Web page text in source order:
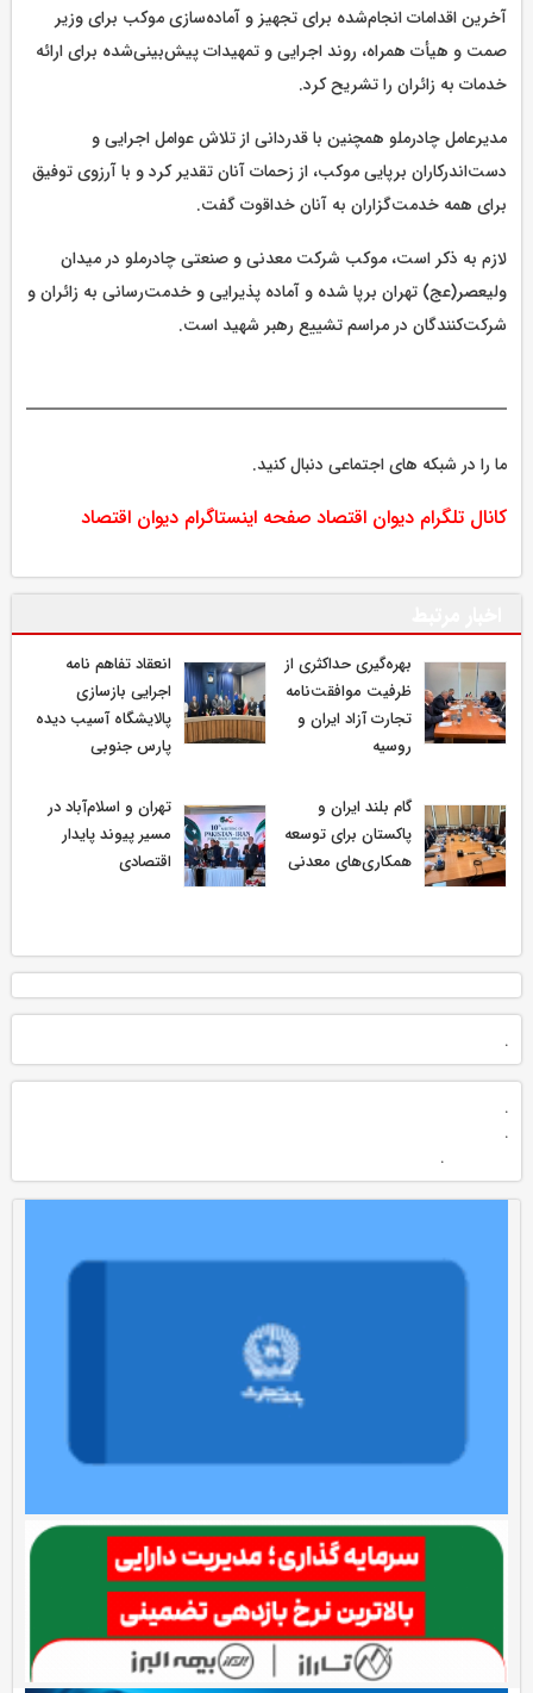
آخرین اقدامات انجام‌شده برای تجهیز و آماده‌سازی موکب برای وزیر
صمت و هیأت همراه، روند اجرایی و تمهیدات پیش‌بینی‌شده برای ارائه
خدمات به زائران را تشریح کرد.
مدیرعامل چادرملو همچنین با قدردانی از تلاش عوامل اجرایی و
دست‌اندرکاران برپایی موکب، از زحمات آنان تقدیر کرد و با آرزوی توفیق
برای همه خدمت‌گزاران به آنان خداقوت گفت.
لازم به ذکر است، موکب شرکت معدنی و صنعتی چادرملو در میدان
ولیعصر(عج) تهران برپا شده و آماده پذیرایی و خدمت‌رسانی به زائران و
شرکت‌کنندگان در مراسم تشییع رهبر شهید است.
ما را در شبکه های اجتماعی دنبال کنید.
کانال تلگرام دیوان اقتصاد صفحه اینستاگرام دیوان اقتصاد
بهره‌گیری حداکثری از
ظرفیت موافقت‌نامه
تجارت آزاد ایران و
روسیه
انعقاد تفاهم نامه
اجرایی بازسازی
پالایشگاه آسیب دیده
پارس جنوبی
گام بلند ایران و
پاکستان برای توسعه
همکاری‌های معدنی
تهران و اسلام‌آباد در
مسیر پیوند پایدار
اقتصادی
.
.
.
.